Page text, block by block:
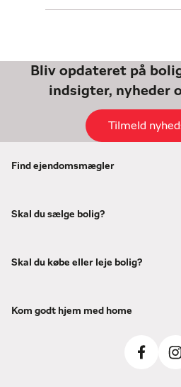
Bliv opdateret på
indsigter, nyheder
Tilmeld
Find ejendomsmægler
Skal du sælge bolig?
Skal du købe eller leje bolig?
Kom godt hjem med home